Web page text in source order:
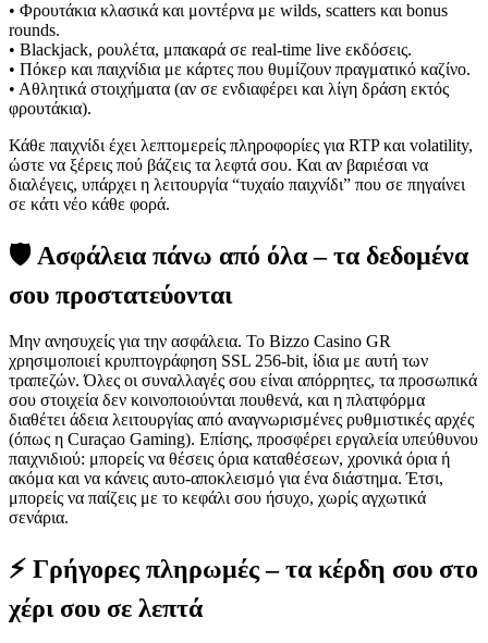
• Φρουτάκια κλασικά και μοντέρνα με wilds, scatters και bonus
rounds.
• Blackjack, ρουλέτα, μπακαρά σε real-time live εκδόσεις.
• Πόκερ και παιχνίδια με κάρτες που θυμίζουν πραγματικό καζίνο.
• Αθλητικά στοιχήματα (αν σε ενδιαφέρει και λίγη δράση εκτός
φρουτάκια).
Κάθε παιχνίδι έχει λεπτομερείς πληροφορίες για RTP και volatility,
ώστε να ξέρεις πού βάζεις τα λεφτά σου. Και αν βαριέσαι να
διαλέγεις, υπάρχει η λειτουργία “τυχαίο παιχνίδι” που σε πηγαίνει
σε κάτι νέο κάθε φορά.
🛡️ Ασφάλεια πάνω από όλα – τα δεδομένα
σου προστατεύονται
Μην ανησυχείς για την ασφάλεια. Το Bizzo Casino GR
χρησιμοποιεί κρυπτογράφηση SSL 256-bit, ίδια με αυτή των
τραπεζών. Όλες οι συναλλαγές σου είναι απόρρητες, τα προσωπικά
σου στοιχεία δεν κοινοποιούνται πουθενά, και η πλατφόρμα
διαθέτει άδεια λειτουργίας από αναγνωρισμένες ρυθμιστικές αρχές
(όπως η Curaçao Gaming). Επίσης, προσφέρει εργαλεία υπεύθυνου
παιχνιδιού: μπορείς να θέσεις όρια καταθέσεων, χρονικά όρια ή
ακόμα και να κάνεις αυτο-αποκλεισμό για ένα διάστημα. Έτσι,
μπορείς να παίζεις με το κεφάλι σου ήσυχο, χωρίς αγχωτικά
σενάρια.
⚡ Γρήγορες πληρωμές – τα κέρδη σου στο
χέρι σου σε λεπτά